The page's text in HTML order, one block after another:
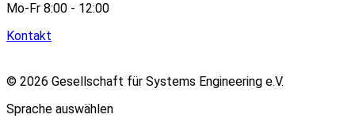
Mo-Fr 8:00 - 12:00
Kontakt
© 2026 Gesellschaft für Systems Engineering e.V.
Sprache auswählen